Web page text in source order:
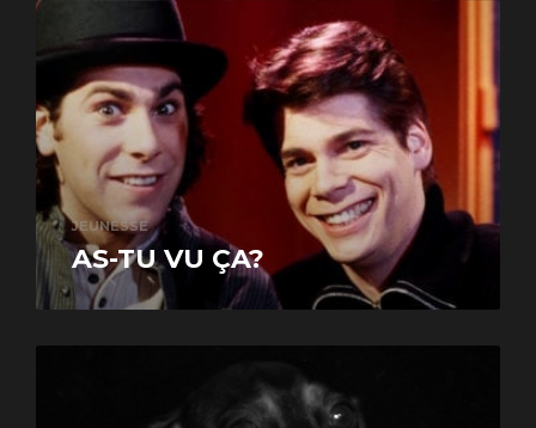
JEUNESSE
AS-TU VU ÇA?